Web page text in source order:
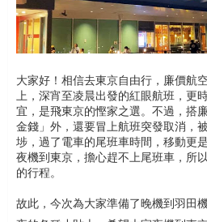
大家好！相信去東京自由行，廉價航
上，深宵至凌晨出發的紅眼航班，更
宜，是飛東京的慳家之選。不過，搭
金錢」外，還要冒上航班突發取消，
埗，過了電車的尾班車時間，移動更
夜機到東京，擔心趕不上尾班車，所
的行程。
故此，今次為大家準備了晚機到羽田